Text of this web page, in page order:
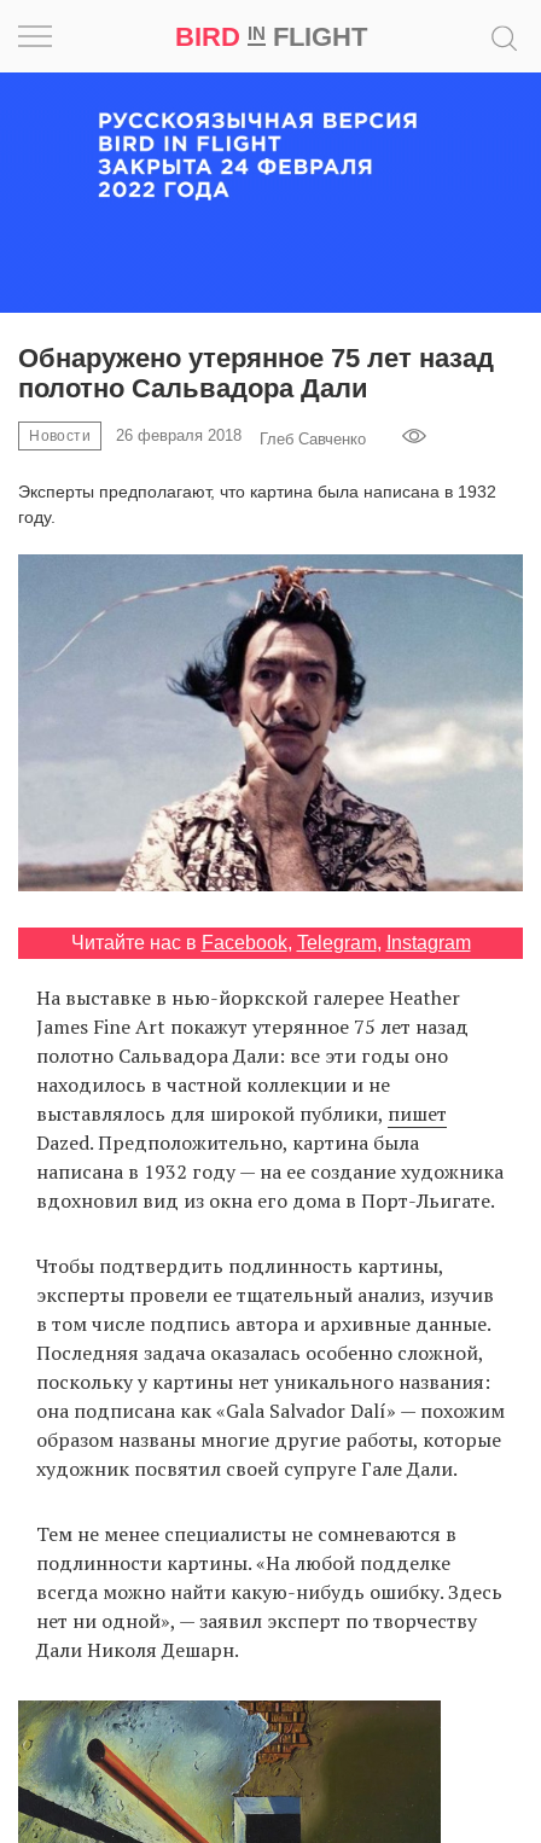
BIRD INFLIGHT
EN
UA
Обнаружено утерянное 75 лет назад
полотно Сальвадора Дали
Новости 26 февраля 2018 Глеб Савченко
Эксперты предполагают, что картина была написана в 1932
году.
Читайте нас в Facebook, Telegram, Instagram
На выставке в нью-йоркской галерее Heather
James Fine Art покажут утерянное 75 лет назад
полотно Сальвадора Дали: все эти годы оно
находилось в частной коллекции и не
выставлялось для широкой публики, пишет
Dazed. Предположительно, картина была
написана в 1932 году — на ее создание художника
вдохновил вид из окна его дома в Порт-Льигате.
Чтобы подтвердить подлинность картины,
эксперты провели ее тщательный анализ, изучив
в том числе подпись автора и архивные данные.
Последняя задача оказалась особенно сложной,
поскольку у картины нет уникального названия:
она подписана как «Gala Salvador Dalí» — похожим
образом названы многие другие работы, которые
художник посвятил своей супруге Гале Дали.
Тем не менее специалисты не сомневаются в
подлинности картины. «На любой подделке
всегда можно найти какую-нибудь ошибку. Здесь
нет ни одной», — заявил эксперт по творчеству
Дали Николя Дешарн.